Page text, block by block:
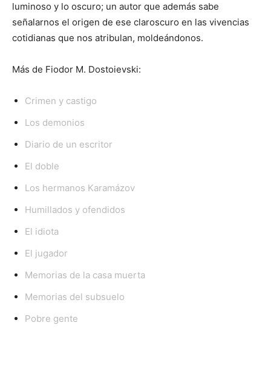
luminoso y lo oscuro; un autor que además sabe
señalarnos el origen de ese claroscuro en las vivencias
cotidianas que nos atribulan, moldeándonos.
Más de Fiodor M. Dostoievski:
Crimen y castigo
Los demonios
Diario de un escritor
El doble
Los hermanos Karamázov
Humillados y ofendidos
El idiota
El jugador
Memorias de la casa muerta
Memorias del subsuelo
Pobre gente